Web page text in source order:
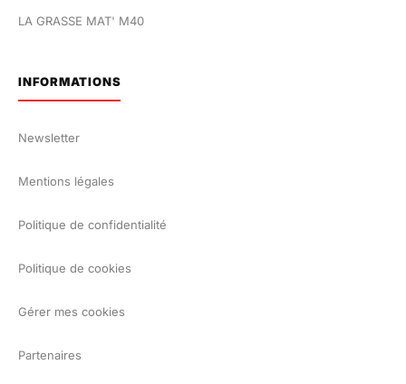
LA GRASSE MAT' M40
INFORMATIONS
Newsletter
Mentions légales
Politique de confidentialité
Politique de cookies
Gérer mes cookies
Partenaires